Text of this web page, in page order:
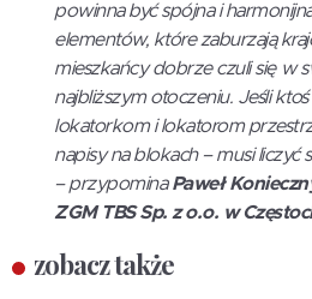
powinna być spójna i
elementów, które zaburzają
mieszkańcy dobrze czuli się w
najbliższym otoczeniu. Jeśli
lokatorkom i lokatorom
napisy na blokach – musi liczyć
– przypominaPaweł
ZGM TBS Sp. z o.o. w
zobacz także